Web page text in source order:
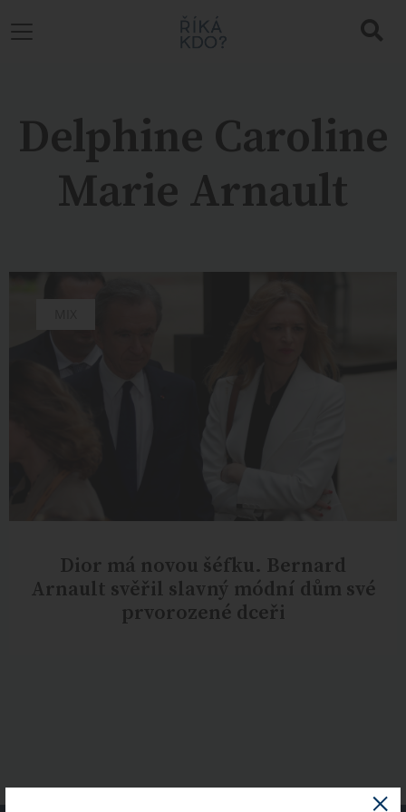
Delphine Caroline
Marie Arnault
Dior má novou šéfku. Bernard
Arnault svěřil slavný módní dům své
prvorozené dceři